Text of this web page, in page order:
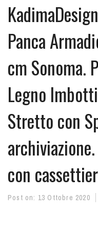
Panca
cm Sonoma.
Legno
Stretto con
con
Post on: 13 Ottobre 2020